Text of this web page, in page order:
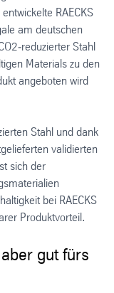
RAECKS
am deutschen
Stahl
Materials zu den
angeboten wird
Stahl und dank
validierten
sich der
bei RAECKS
Produktvorteil.
gut fürs